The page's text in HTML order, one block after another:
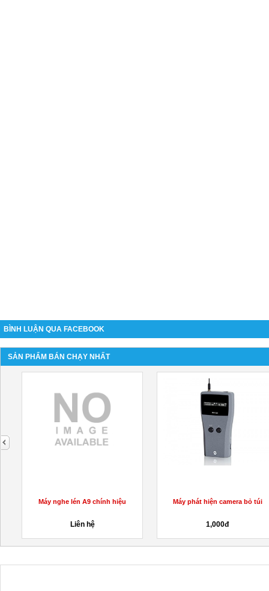
BÌNH LUẬN QUA FACEBOOK
SẢN PHẨM BÁN CHẠY NHẤT
Máy nghe lén A9 chính hiệu
Liên hệ
Máy phát hiện camera bỏ túi
1,000đ
next